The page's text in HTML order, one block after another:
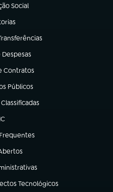
Social
aba)
nova aba)
aba)
Despesas
aba)
Contratos
aba)
Públicos
aba)
aba)
em nova aba)
aba)
nova aba)
aba)
Tecnológicos